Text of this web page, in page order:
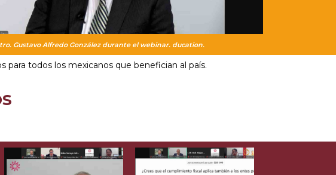
Gustavo Alfredo González durante el webinar. ducation.
todos los mexicanos que benefician al país.